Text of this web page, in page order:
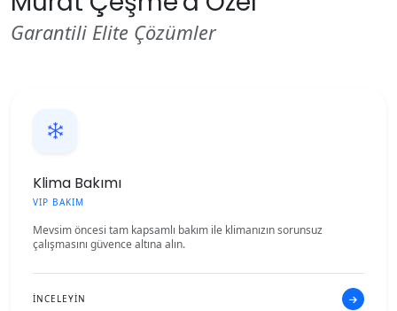
Garantili Elite Çözümler
Klima Bakımı
VIP BAKIM
Mevsim öncesi tam kapsamlı bakım ile klimanızın sorunsuz
çalışmasını güvence altına alın.
İNCELEYİN